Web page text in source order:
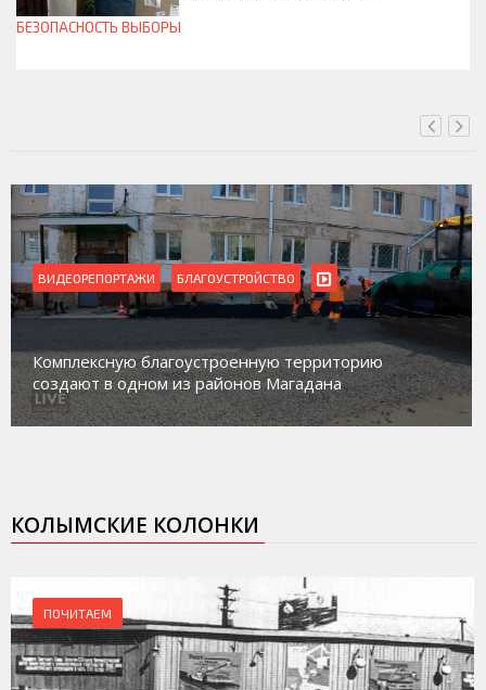
БЕЗОПАСНОСТЬ ВЫБОРЫ
ВИДЕОРЕПОРТАЖИ БЛАГОУСТРОЙСТВО
Комплексную благоустроенную территорию
создают в одном из районов Магадана
КОЛЫМСКИЕ КОЛОНКИ
ПОЧИТАЕМ